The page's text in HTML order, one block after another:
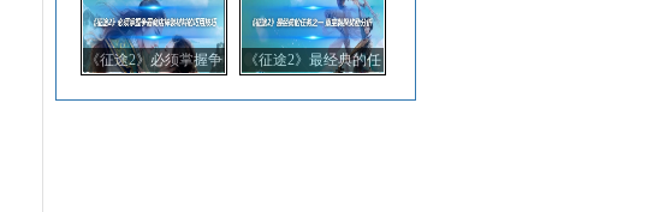
《征途2》必须掌握争
《征途2》最经典的任